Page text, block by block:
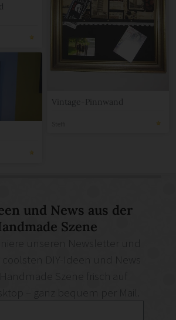
Vintage-Pinnwand
und News aus der
Szene
– ganz bequem per Mail.